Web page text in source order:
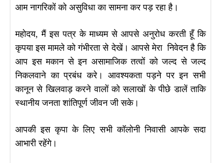
आम नागरिकों को असुविधा का सामना कर पड़ रहा है।
महोदय, मैं इस पत्र के माध्यम से आपसे अनुरोध करती हूँ कि
कृपया इस मामले को गंभीरता से देखें। आपसे मेरा निवेदन है कि
आप इस मकान से इन असामाजिक तत्वों को जल्द से जल्द
निकलवाने का प्रबंध करे। आवश्यकता पड़ने पर इन सभी
कानून से खिलवाड़ करने वालों को सलाखों के पीछे डालें ताकि
स्थानीय जनता शांतिपूर्ण जीवन जी सके।
आपकी इस कृपा के लिए सभी कॉलोनी निवासी आपके सदा
आभारी रहेंगे।